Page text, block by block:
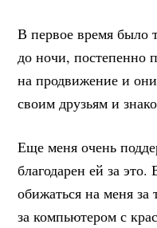
В первое время было
до ночи, постепенно
на продвижение и
своим друзьям и
Еще меня очень
благодарен ей за
обижаться на меня
за компьютером с